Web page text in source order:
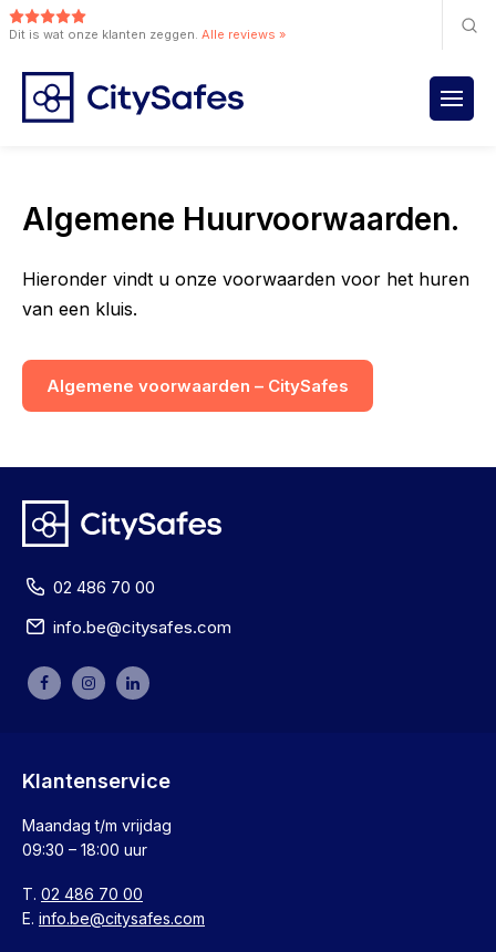
Dit is wat onze klanten zeggen. Alle reviews »
Algemene Huurvoorwaarden.
Hieronder vindt u onze voorwaarden voor het huren
van een kluis.
Algemene voorwaarden – CitySafes
02 486 70 00
info.be@citysafes.com
Klantenservice
Maandag t/m vrijdag
09:30 – 18:00 uur
T. 02 486 70 00
E. info.be@citysafes.com